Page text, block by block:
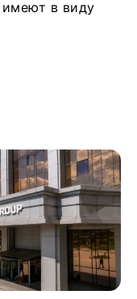
имеют в виду